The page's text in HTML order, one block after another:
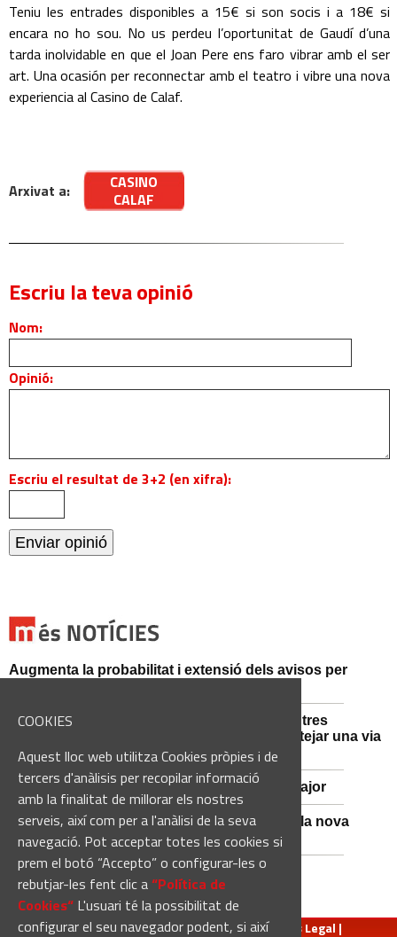
COOKIES
Aquest lloc web utilitza Cookies pròpies i de
tercers d'anàlisis per recopilar informació
amb la finalitat de millorar els nostres
serveis, així com per a l'anàlisi de la seva
navegació. Pot acceptar totes les cookies si
prem el botó “Accepto” o configurar-les o
rebutjar-les fent clic a“Política de
Cookies“ L'usuari té la possibilitat de
configurar el seu navegador podent, si així
Teniu les entrades disponibles a 15€ si son socis i a 18€ si
encara no ho sou. No us perdeu l’oportunitat de Gaudí d’una
tarda inolvidable en que el Joan Pere ens faro vibrar amb el ser
art. Una ocasión per reconnectar amb el teatro i vibre una nova
experiencia al Casino de Calaf.
Arxivat a:
CASINO
CALAF
Escriu la teva opinió
Nom:
Opinió:
Escriu el resultat de 3+2 (en xifra):
Augmenta la probabilitat i extensió dels avisos per
Mossos d'Esquadra i Guàrdia Civil detenen tres
persones i n'investiguen una altra per sabotejar una via
fèrria al Bages
Viladordis es prepara per una nova Festa Major
Sant Vicenç de Castellet inicia les obres de la nova
comissaria de la Policia Local
redaccio@manresadiari.cat|Qui som Avís Legal |